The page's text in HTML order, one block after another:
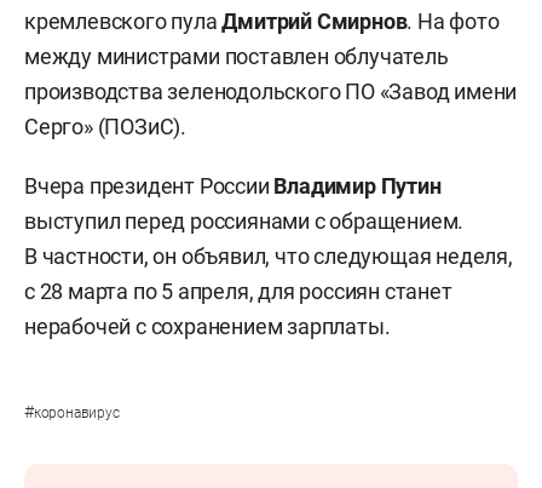
кремлевского пулаДмитрий Смирнов. На фото
между министрами поставлен облучатель
производства зеленодольского ПО «Завод имени
Серго» (ПОЗиС).
Вчера президент России Владимир Путин
выступил перед россиянами с обращением.
В частности, он объявил, что следующая неделя,
с 28 марта по 5 апреля, для россиян станет
нерабочей с сохранением зарплаты.
#коронавирус